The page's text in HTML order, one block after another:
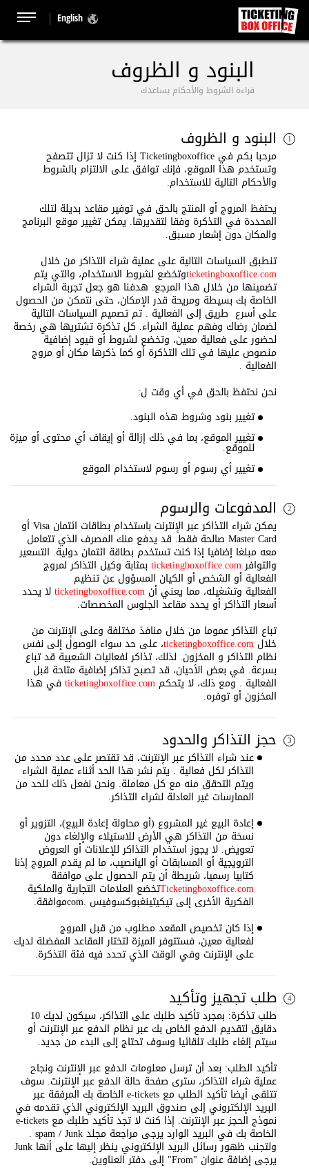
English
البنود و الظروف
قراءة الشروط والأحكام يساعدك
1 البنود و الظروف
مرحبا بكم في Ticketingboxofficeإذا كنت لا تزال تتصفح
وتستخدم هذا الموقع، فإنك توافق على الالتزام بالشروط
والأحكام التالية للاستخدام.
يحتفظ المروج أو المنتج بالحق في توفير مقاعد بديلة لتلك
المحددة في التذكرة وفقا لتقديرها. يمكن تغيير موقع البرنامج
والمكان دون إشعار مسبق.
تنطبق السياسات التالية على عملية شراء التذاكر من خلال
ticketingboxoffice.comوتخضع لشروط الاستخدام، والتي يتم
تضمينها من خلال هذا المرجع. هدفنا هو جعل تجربة الشراء
الخاصة بك بسيطة ومريحة قدر الإمكان، حتى نتمكن من الحصول
على أسرع طريق إلى الفعالية . تم تصميم السياسات التالية
لضمان رضاك وفهم عملية الشراء. كل تذكرة تشتريها هي رخصة
لحضور على فعالية معين، وتخضع لشروط أو قيود إضافية
منصوص عليها في تلك التذكرة أو كما ذكرها مكان أو مروج
الفعالية .
نحن نحتفظ بالحق في أي وقت ل:
تغيير بنود وشروط هذه البنود.
تغيير الموقع، بما في ذلك إزالة أو إيقاف أي محتوى أو ميزة
للموقع.
تغيير أي رسوم أو رسوم لاستخدام الموقع
2 المدفوعات والرسوم
يمكن شراء التذاكر عبر الإنترنت باستخدام بطاقات ائتمان Visa أو
Master Card صالحة فقط. قد يدفع منك المصرف الذي تتعامل
معه مبلغا إضافيا إذا كنت تستخدم بطاقة ائتمان دولية. التسعير
والتوافرticketingboxoffice.com بمثابة وكيل التذاكر لمروج
الفعالية أو الشخص أو الكيان المسؤول عن تنظيم
الفعالية وتشغيله، مما يعني أن ticketingboxoffice.comلا يحدد
أسعار التذاكر أو يحدد مقاعد الجلوس المخصصات.
تباع التذاكر عموما من خلال منافذ مختلفة وعلى الإنترنت من
خلال ticketingboxoffice.com، على حد سواء الوصول إلى نفس
نظام التذاكر و المخزون. لذلك، تذاكر لفعاليات الشعبية قد تباع
بسرعة. في بعض الأحيان، قد تصبح تذاكر إضافية متاحة قبل
الفعالية . ومع ذلك، لا يتحكمticketingboxoffice.com في هذا
المخزون أو توفره.
3 حجز التذاكر والحدود
عند شراء التذاكر عبر الإنترنت، قد تقتصر على عدد محدد من
التذاكر لكل فعالية . يتم نشر هذا الحد أثناء عملية الشراء
ويتم التحقق منه مع كل معاملة. ونحن نفعل ذلك للحد من
الممارسات غير العادلة لشراء التذاكر.
إعادة البيع غير المشروع (أو محاولة إعادة البيع)، التزوير أو
نسخة من التذاكر هي الأرض للاستيلاء والإلغاء دون
تعويض. لا يجوز استخدام التذاكر للإعلانات أو العروض
الترويجية أو المسابقات أو اليانصيب، ما لم يقدم المروج إذنا
كتابيا رسميا، شريطة أن يتم الحصول على موافقة
Ticketingboxoffice.comتخضع العلامات التجارية والملكية
الفكرية الأخرى إلى تيكيتينغبوكسوفيس .com
موافقة.
إذا كان تخصيص المقعد مطلوب من قبل المروج
لفعالية معين، فستتوفر الميزة لتختار المقاعد المفضلة لديك
على الإنترنت وفي الوقت الذي تحدد فيه فئة التذكرة.
4 طلب تجهيز وتأكيد
طلب تذكرة: بمجرد تأكيد طلبك على التذاكر، سيكون لديك 10
دقايق لتقديم الدفع الخاص بك عبر نظام الدفع عبر الإنترنت أو
سيتم إلغاء طلبك تلقائيا وسوف تحتاج إلى البدء من جديد.
تأكيد الطلب: بعد أن ترسل معلومات الدفع عبر الإنترنت ونجاح
عملية شراء التذاكر، سترى صفحة حالة الدفع عبر الإنترنت. سوف
تتلقى أيضا تأكيد الطلب مع e-tickets الخاصة بك المرفقة عبر
البريد الإلكتروني إلى صندوق البريد الإلكتروني الذي تقدمه في
نموذج الحجز عبر الإنترنت. إذا كنت لا تجد تأكيد طلبك مع e-tickets
الخاصة بك في البريد الوارد يرجى مراجعة مجلد spam / Junk .
ولتجنب ظهور رسائل البريد الإلكتروني ينظر إليها على أنها Junk
يرجى إضافة عنوان "From" إلى دفتر العناوين.